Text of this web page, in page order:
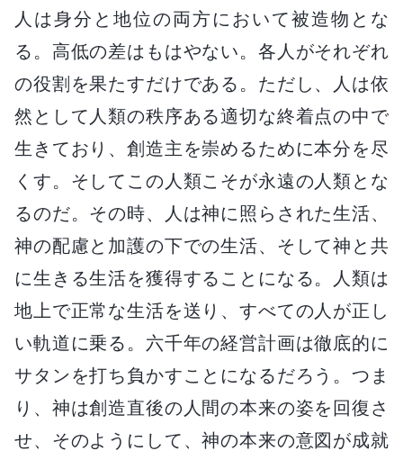
人は身分と地位の両方において被造物とな
る。高低の差はもはやない。各人がそれぞれ
の役割を果たすだけである。ただし、人は依
然として人類の秩序ある適切な終着点の中で
生きており、創造主を崇めるために本分を尽
くす。そしてこの人類こそが永遠の人類とな
るのだ。その時、人は神に照らされた生活、
神の配慮と加護の下での生活、そして神と共
に生きる生活を獲得することになる。人類は
地上で正常な生活を送り、すべての人が正し
い軌道に乗る。六千年の経営計画は徹底的に
サタンを打ち負かすことになるだろう。つま
り、神は創造直後の人間の本来の姿を回復さ
せ、そのようにして、神の本来の意図が成就